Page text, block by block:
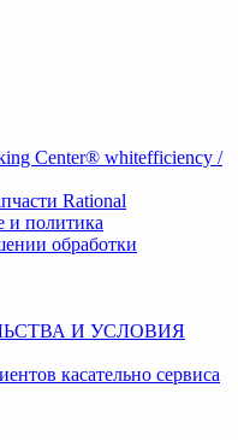
Center® whitefficiency /
Rational
и политика
обработки
И УСЛОВИЯ
касательно сервиса